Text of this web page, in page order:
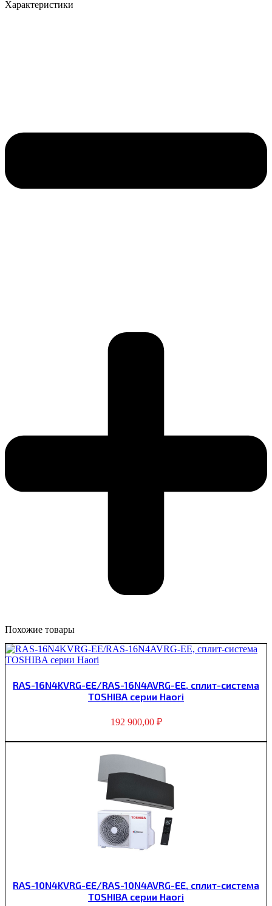
Характеристики
Похожие товары
RAS-16N4KVRG-EE/RAS-16N4AVRG-EE, сплит-система
TOSHIBA серии Haori
192 900,00 ₽
RAS-10N4KVRG-EE/RAS-10N4AVRG-EE, сплит-система
TOSHIBA серии Haori